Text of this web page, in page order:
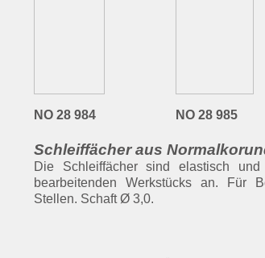
NO 28 984 NO 28 985
Schleiffächer aus
Die Schleiffächer sind elastisch
bearbeitenden Werkstücks an. Für
Stellen. Schaft Ø 3,0.